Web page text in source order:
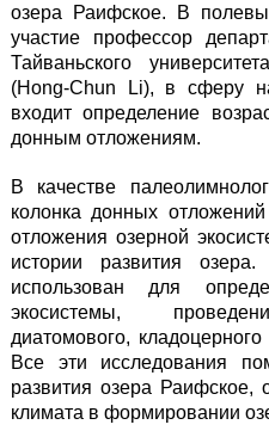
озера Раифское. В
участие профессор
Тайваньского
(Hong-Chun Li), в сферу
входит определение
донным отложениям.
В качестве
колонка донных
отложения озерной
истории развития
использован для
экосистемы,
диатомового,
Все эти исследования
развития озера Раифское,
климата в формировании